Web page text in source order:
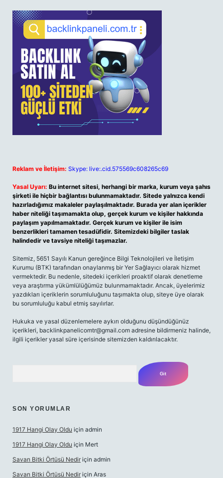
Reklam ve İletişim: Skype: live:.cid.575569c608265c69
Yasal Uyarı: Bu internet sitesi, herhangi bir marka, kurum veya şahıs
şirketi ile hiçbir bağlantısı bulunmamaktadır. Sitede yalnızca kendi
hazırladığımız makaleler paylaşılmaktadır. Burada yer alan içerikler
haber niteliği taşımamakta olup, gerçek kurum ve kişiler hakkında
paylaşım yapılmamaktadır. Gerçek kurum ve kişiler ile isim
benzerlikleri tamamen tesadüfidir. Sitemizdeki bilgiler taslak
halindedir ve tavsiye niteliği taşımazlar.
Sitemiz, 5651 Sayılı Kanun gereğince Bilgi Teknolojileri ve İletişim
Kurumu (BTK) tarafından onaylanmış bir Yer Sağlayıcı olarak hizmet
vermektedir. Bu nedenle, sitedeki içerikleri proaktif olarak denetleme
veya araştırma yükümlülüğümüz bulunmamaktadır. Ancak, üyelerimiz
yazdıkları içeriklerin sorumluluğunu taşımakta olup, siteye üye olarak
bu sorumluluğu kabul etmiş sayılırlar.
Hukuka ve yasal düzenlemelere aykırı olduğunu düşündüğünüz
içerikleri, backlinkpanelicomtr@gmail.com adresine bildirmeniz halinde,
ilgili içerikler yasal süre içerisinde sitemizden kaldırılacaktır.
SON YORUMLAR
1917 Hangi Olay Oldu için admin
1917 Hangi Olay Oldu için Mert
Savan Bitki Örtüsü Nedir için admin
Savan Bitki Örtüsü Nedir için Aras